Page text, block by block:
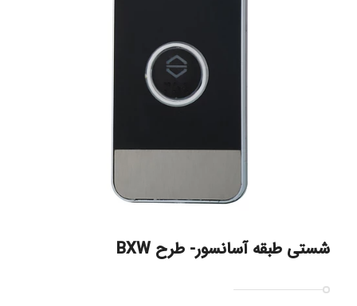
شستی طبقه آسانسور- طرح BXW